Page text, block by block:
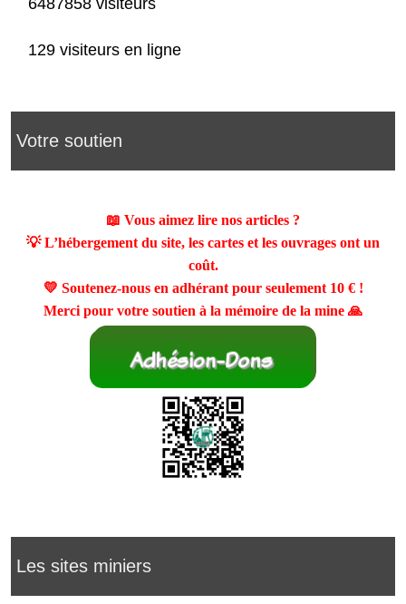
6487858 visiteurs
129 visiteurs en ligne
Votre soutien
📖 Vous aimez lire nos articles ?
💡 L’hébergement du site, les cartes et les ouvrages ont un
coût.
💛 Soutenez-nous en adhérant pour seulement 10 €!
Merci pour votre soutien à la mémoire de la mine 🙏
Les sites miniers